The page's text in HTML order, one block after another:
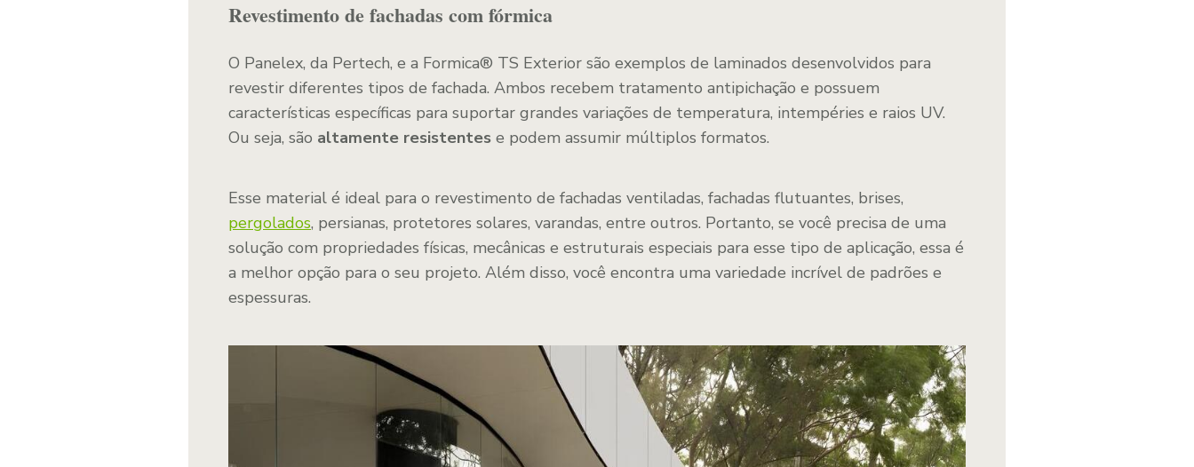
Revestimento de fachadas com fórmica
O Panelex, da Pertech, e a Formica® TS Exterior são exemplos de laminados desenvolvidos para
revestir diferentes tipos de fachada. Ambos recebem tratamento antipichação e possuem
características específicas para suportar grandes variações de temperatura, intempéries e raios UV.
Ou seja, são altamente resistentese podem assumir múltiplos formatos.
Esse material é ideal para o revestimento de fachadas ventiladas, fachadas flutuantes, brises,
pergolados, persianas, protetores solares, varandas, entre outros. Portanto, se você precisa de uma
solução com propriedades físicas, mecânicas e estruturais especiais para esse tipo de aplicação, essa é
a melhor opção para o seu projeto. Além disso, você encontra uma variedade incrível de padrões e
espessuras.